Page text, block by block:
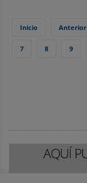
Inicio Anterior
7 8 9